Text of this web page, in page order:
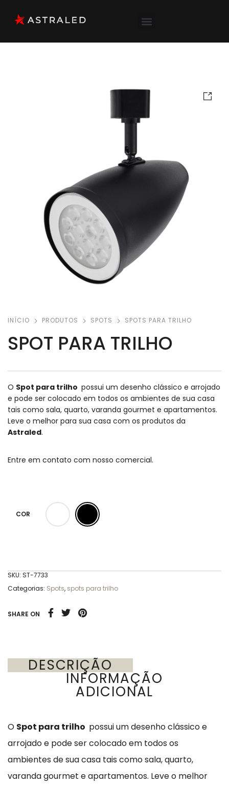
INÍCIO PRODUTOS SPOTS SPOTS PARA TRILHO
SPOT PARA TRILHO
O Spot para trilho possui um desenho clássico e arrojado
e pode ser colocado em todos os ambientes de sua casa
tais como sala, quarto, varanda gourmet e apartamentos.
Leve o melhor para sua casa com os produtos da
Astraled.
Entre em contato com nosso comercial.
COR
SKU: ST-7733
Categorias: Spots, spots para trilho
SHARE ON
DESCRIÇÃO
INFORMAÇÃO
ADICIONAL
O Spot para trilho possui um desenho clássico e
arrojado e pode ser colocado em todos os
ambientes de sua casa tais como sala, quarto,
varanda gourmet e apartamentos. Leve o melhor